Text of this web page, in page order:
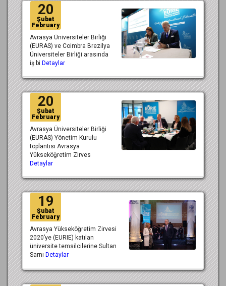
20
Şubat
February
Avrasya Üniversiteler Birliği
(EURAS) ve Coimbra Brezilya
Üniversiteler Birliği arasında
iş bi Detaylar
20
Şubat
February
Avrasya Üniversiteler Birliği
(EURAS) Yönetim Kurulu
toplantısı Avrasya
Yükseköğretim Zirves
Detaylar
19
Şubat
February
Avrasya Yükseköğretim Zirvesi
2020’ye (EURIE) katılan
üniversite temsilcilerine Sultan
Sarnı Detaylar